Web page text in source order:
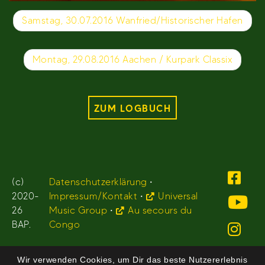
Beitragsnavigation
Samstag, 30.07.2016 Wanfried/Historischer Hafen
Montag, 29.08.2016 Aachen / Kurpark Classix
ZUM LOGBUCH
(c)
2020-
26
BAP.
Datenschutzerklärung •
Impressum/Kontakt •
Universal
Music Group •
Au secours du
Congo
Wir verwenden Cookies, um Dir das beste Nutzererlebnis